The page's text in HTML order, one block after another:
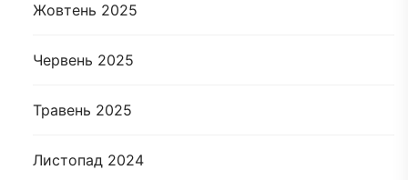
Жовтень 2025
Червень 2025
Травень 2025
Листопад 2024